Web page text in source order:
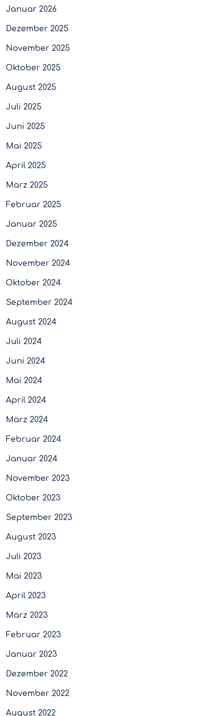
Januar 2026
Dezember 2025
November 2025
Oktober 2025
August 2025
Juli 2025
Juni 2025
Mai 2025
April 2025
März 2025
Februar 2025
Januar 2025
Dezember 2024
November 2024
Oktober 2024
September 2024
August 2024
Juli 2024
Juni 2024
Mai 2024
April 2024
März 2024
Februar 2024
Januar 2024
November 2023
Oktober 2023
September 2023
August 2023
Juli 2023
Mai 2023
April 2023
März 2023
Februar 2023
Januar 2023
Dezember 2022
November 2022
August 2022